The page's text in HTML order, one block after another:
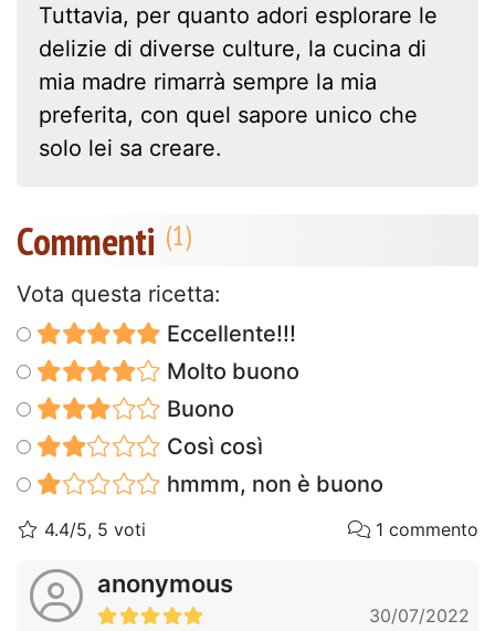
Tuttavia, per quanto adori esplorare le
delizie di diverse culture, la cucina di
mia madre rimarrà sempre la mia
preferita, con quel sapore unico che
solo lei sa creare.
Commenti
Vota questa ricetta:
Eccellente!!!
Molto buono
Buono
Così così
hmmm, non è buono
4.4/5, 5 voti 1 commento
anonymous
30/07/2022